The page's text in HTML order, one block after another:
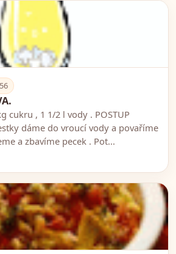
cukru , 1 1/2 l vody . POSTUP
dáme do vroucí vody a povaříme
a zbavíme pecek . Pot...